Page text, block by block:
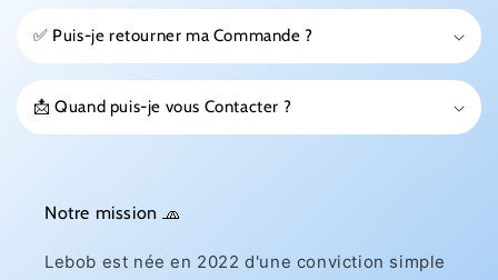
✅ Puis-je retourner ma Commande ?
📩 Quand puis-je vous Contacter ?
Notre mission 🧢
Lebob est née en 2022 d'une conviction simple